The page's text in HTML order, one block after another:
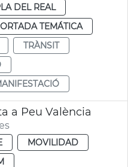
DEL REAL
TEMÁTICA
TRÀNSIT
a Peu València
MOVILIDAD